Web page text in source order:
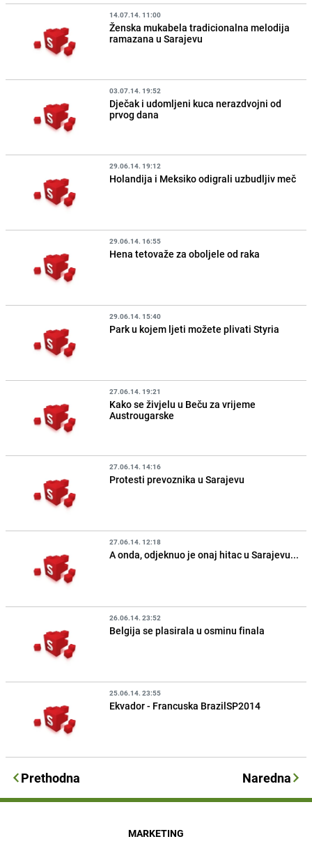
14.07.14. 11:00
Ženska mukabela tradicionalna melodija
ramazana u Sarajevu
03.07.14. 19:52
Dječak i udomljeni kuca nerazdvojni od
prvog dana
29.06.14. 19:12
Holandija i Meksiko odigrali uzbudljiv meč
29.06.14. 16:55
Hena tetovaže za oboljele od raka
29.06.14. 15:40
Park u kojem ljeti možete plivati Styria
27.06.14. 19:21
Kako se živjelu u Beču za vrijeme
Austrougarske
27.06.14. 14:16
Protesti prevoznika u Sarajevu
27.06.14. 12:18
A onda, odjeknuo je onaj hitac u Sarajevu...
26.06.14. 23:52
Belgija se plasirala u osminu finala
25.06.14. 23:55
Ekvador - Francuska BrazilSP2014
Prethodna Naredna
MARKETING